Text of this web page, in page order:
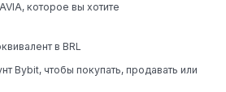
которое вы хотите
в BRL
Bybit, чтобы покупать, продавать или